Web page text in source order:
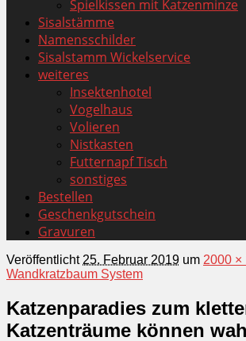
Spielkissen mit Katzenminze
Sisalstämme
Namensschilder
Sisalstamm Wickelservice
weiteres
Insektenhotel
Vogelhaus
Volieren
Nistkasten
Futternapf Tisch
sonstiges
Bestellen
Geschenkgutschein
Gravuren
Veröffentlicht 25. Februar 2019 um 2000 ×
Wandkratzbaum System
Katzenparadies zum
Katzenträume können